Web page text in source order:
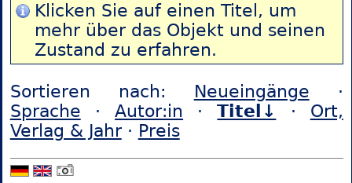
Klicken Sie auf einen Titel, um
mehr über das Objekt und seinen
Zustand zu erfahren.
Sortieren nach: Neueingänge ·
Sprache ·Autor:in ·Titel↓ · Ort,
Verlag & Jahr· Preis